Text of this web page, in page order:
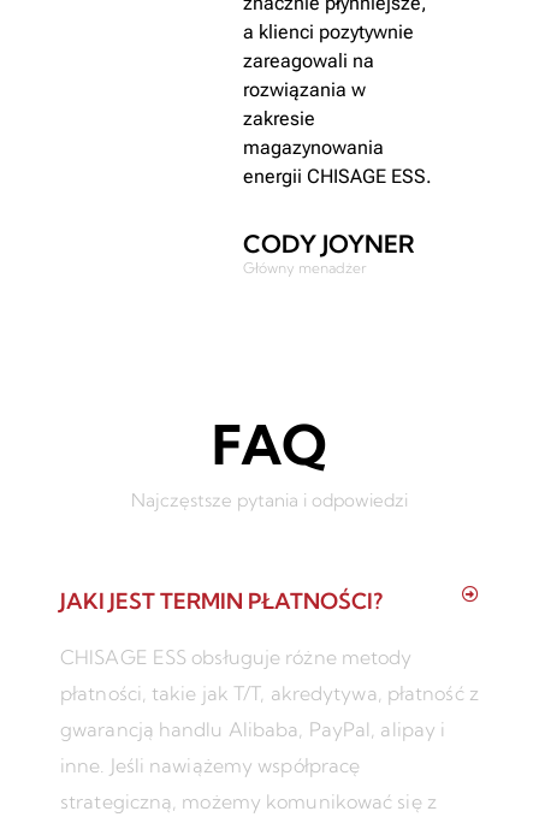
a klienci pozytywnie
zareagowali na
rozwiązania w
zakresie
magazynowania
energii CHISAGE ESS.
CODY JOYNER
Główny menadżer
FAQ
Najczęstsze pytania i odpowiedzi
JAKI JEST TERMIN PŁATNOŚCI?
CHISAGE ESS obsługuje różne metody
płatności, takie jak T/T, akredytywa, płatność z
gwarancją handlu Alibaba, PayPal, alipay i
inne. Jeśli nawiążemy współpracę
strategiczną, możemy komunikować się z